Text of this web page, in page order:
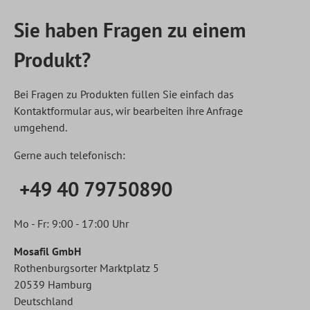
Sie haben Fragen zu einem
Produkt?
Bei Fragen zu Produkten füllen Sie einfach das
Kontaktformular aus, wir bearbeiten ihre Anfrage
umgehend.
Gerne auch telefonisch:
+49 40 79750890
Mo - Fr: 9:00 - 17:00 Uhr
Mosafil GmbH
Rothenburgsorter Marktplatz 5
20539 Hamburg
Deutschland